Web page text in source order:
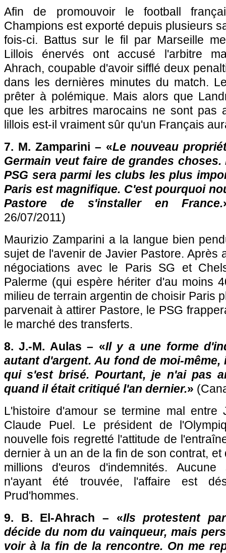
Afin de promouvoir le football
Champions est exporté depuis plusieurs
fois-ci. Battus sur le fil par Marseille
Lillois énervés ont accusé l'arbitre
Ahrach, coupable d'avoir sifflé deux
dans les dernières minutes du match.
prêter à polémique. Mais alors que
que les arbitres marocains ne sont pas
lillois est-il vraiment sûr qu'un Français
7. M. Zamparini – «Le nouveau
Germain veut faire de grandes choses.
PSG sera parmi les clubs les plus
Paris est magnifique. C'est pourquoi
Pastore de s'installer en France.
26/07/2011)
Maurizio Zamparini a la langue bien
sujet de l'avenir de Javier Pastore. Après
négociations avec le Paris SG et
Palerme (qui espère hériter d'au moins
milieu de terrain argentin de choisir Paris
parvenait à attirer Pastore, le PSG
le marché des transferts.
8. J.-M. Aulas – «Il y a une forme
autant d'argent. Au fond de moi-
qui s'est brisé. Pourtant, je n'ai pas
quand il était critiqué l'an dernier.»
L'histoire d'amour se termine mal entre
Claude Puel. Le président de
nouvelle fois regretté l'attitude de
dernier à un an de la fin de son contrat,
millions d'euros d'indemnités.
n'ayant été trouvée, l'affaire est
Prud'hommes.
9. B. El-Ahrach – «Ils protestent
décide du nom du vainqueur, mais
voir à la fin de la rencontre. On me